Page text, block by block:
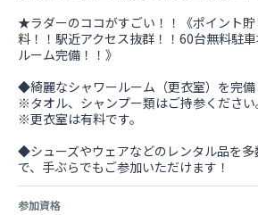
★ラダーのココがすごい！！《ポイント
料！！駅近アクセス抜群！！60台無料駐
ルーム完備！！》
◆綺麗なシャワールーム（更衣室）を完備
※タオル、シャンプー類はご持参ください
※更衣室は有料です。
◆シューズやウェアなどのレンタル品を多
で、手ぶらでもご参加いただけます！
参加資格